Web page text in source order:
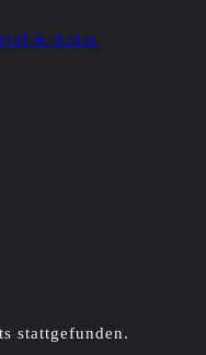
stattgefunden.